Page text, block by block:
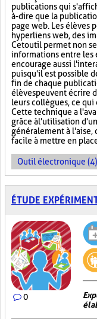
publications qui
à-dire que la
page web. Les élèves
hyperliens web, des
Cet outil permet non
informations entre les
encourage aussi
puisqu'il est possible
fin de chaque
élèves peuvent écrire
leurs collègues, ce
Cette technique a
grâce à l'utilisation
généralement à l'aise,
facile à mettre en
Outil électronique (4)
ÉTUDE
0